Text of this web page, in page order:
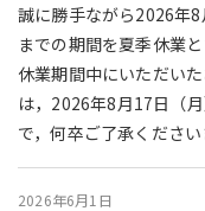
誠に勝手ながら2026年8
までの期間を夏季休業
休業期間中にいただい
は，2026年8月17日（
で，何卒ご了承くださ
2026年6月1日